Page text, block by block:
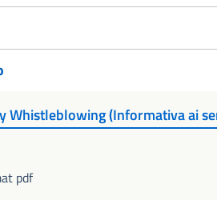
Whistleblowing (Informativa ai
pdf